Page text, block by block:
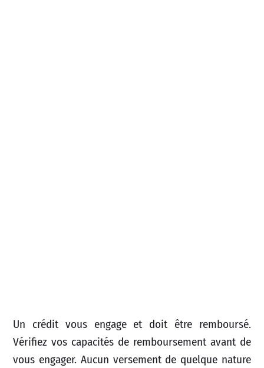
Un crédit vous engage et doit être remboursé.
Vérifiez vos capacités de remboursement avant de
vous engager. Aucun versement de quelque nature